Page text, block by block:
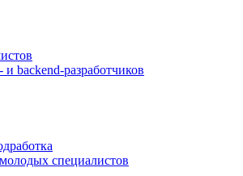
backend-разработчиков
специалистов